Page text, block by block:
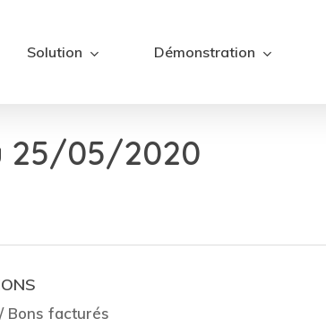
Solution Démonstration
25/05/2020
Bons facturés